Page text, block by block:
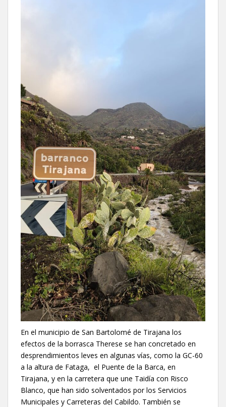
En el municipio de San Bartolomé de Tirajana los
efectos de la borrasca Therese se han concretado en
desprendimientos leves en algunas vías, como la GC-60
a la altura de Fataga, el Puente de la Barca, en
Tirajana, y en la carretera que une Taidía con Risco
Blanco, que han sido solventados por los Servicios
Municipales y Carreteras del Cabildo. También se